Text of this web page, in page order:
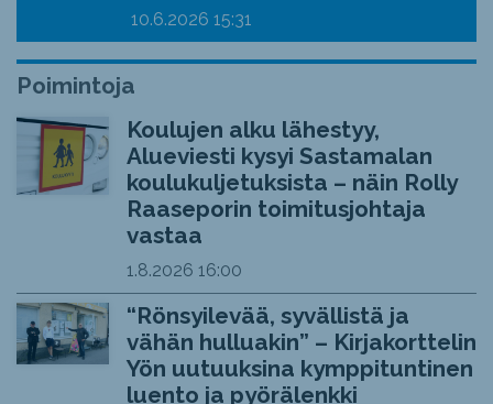
10.6.2026 15:31
Poimintoja
Koulujen alku lähestyy,
Alueviesti kysyi Sastamalan
koulukuljetuksista – näin Rolly
Raaseporin toimitusjohtaja
vastaa
1.8.2026 16:00
“Rönsyilevää, syvällistä ja
vähän hulluakin” – Kirjakorttelin
Yön uutuuksina kymppituntinen
luento ja pyörälenkki